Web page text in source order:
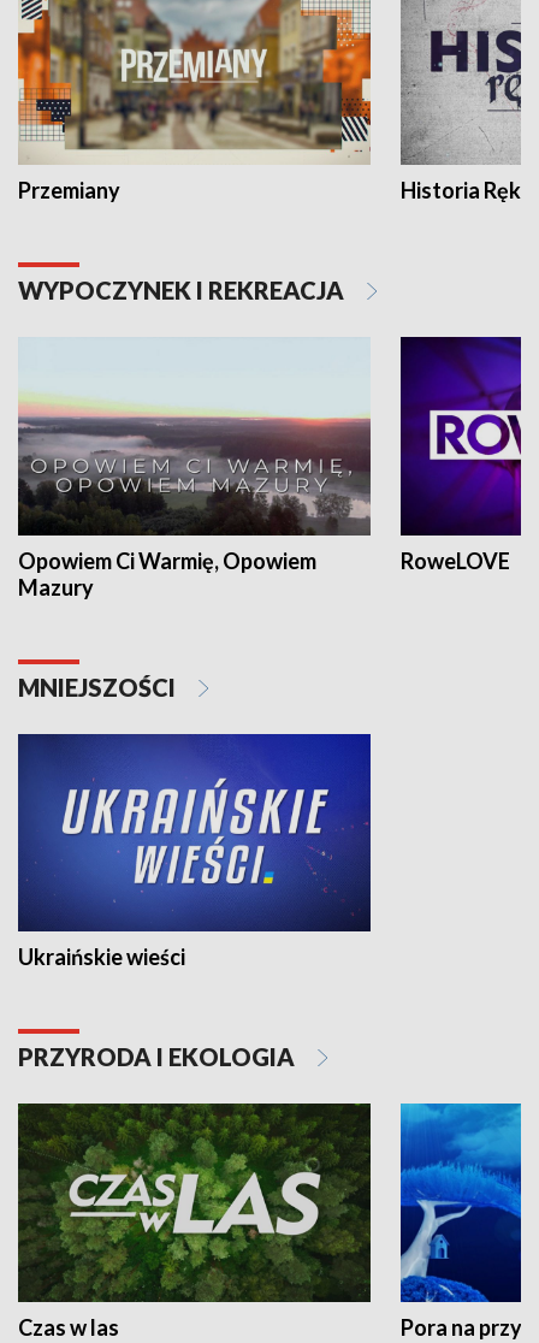
Przemiany Historia Ręką
WYPOCZYNEK I REKREACJA
Opowiem Ci Warmię, Opowiem
Mazury
RoweLOVE
MNIEJSZOŚCI
Ukraińskie wieści
PRZYRODA I EKOLOGIA
Czas w las Pora na